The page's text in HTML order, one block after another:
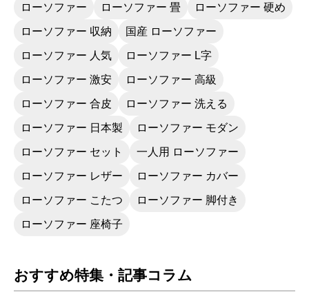
ローソファー ローソファー 畳 ローソファー 硬め
ローソファー 収納 国産 ローソファー
ローソファー 人気 ローソファー L字
ローソファー 激安 ローソファー 高級
ローソファー 合皮 ローソファー 洗える
ローソファー 日本製 ローソファー モダン
ローソファー セット 一人用 ローソファー
ローソファー レザー ローソファー カバー
ローソファー こたつ ローソファー 脚付き
ローソファー 座椅子
おすすめ特集・記事コラム